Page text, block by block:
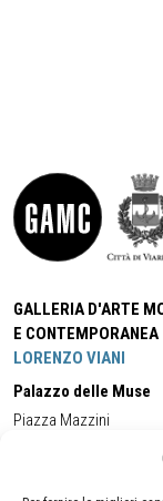
GALLERIA D'ARTE
E CONTEMPORANEA
LORENZO VIANI
Palazzo delle Muse
Piazza Mazzini
Tel:
+39 0584 944580